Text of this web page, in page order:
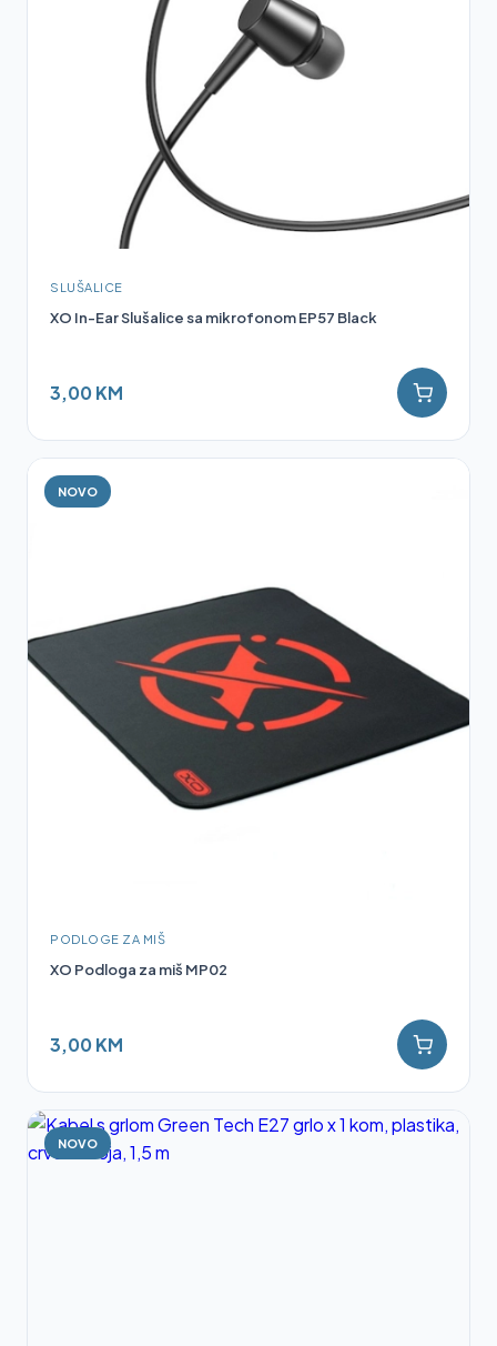
SLUŠALICE
XO In-Ear Slušalice sa mikrofonom EP57 Black
3,00 KM
NOVO
PODLOGE ZA MIŠ
XO Podloga za miš MP02
3,00 KM
NOVO